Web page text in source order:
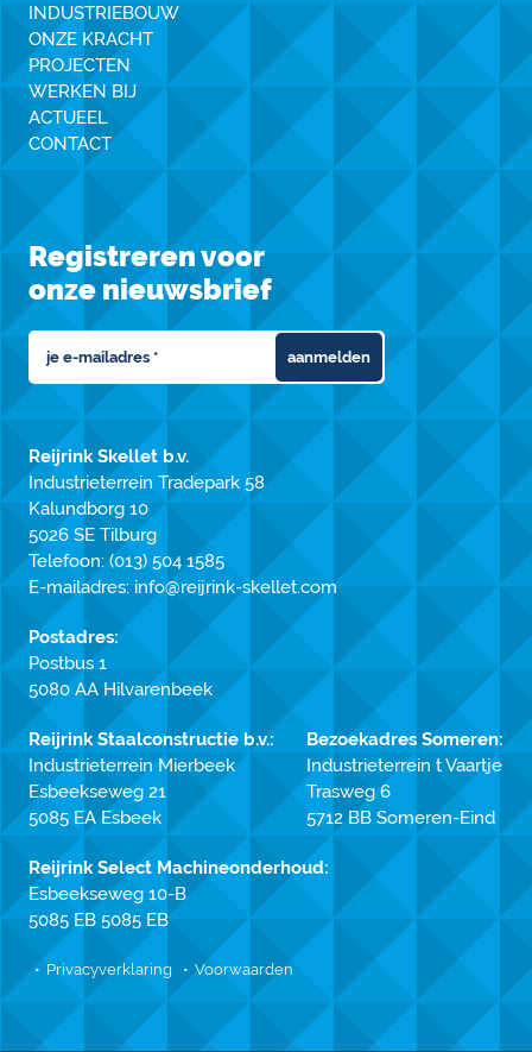
INDUSTRIEBOUW
ONZE KRACHT
PROJECTEN
WERKEN BIJ
ACTUEEL
CONTACT
Registreren voor
onze nieuwsbrief
aanmelden
Reijrink Skellet b.v.
Industrieterrein Tradepark 58
Kalundborg 10
5026 SE Tilburg
Telefoon: (013) 504 1585
E-mailadres: info@reijrink-skellet.com
Postadres:
Postbus 1
5080 AA Hilvarenbeek
Reijrink Staalconstructie b.v.:
Industrieterrein Mierbeek
Esbeekseweg 21
5085 EA Esbeek
Bezoekadres Someren:
Industrieterrein t Vaartje
Trasweg 6
5712 BB Someren-Eind
Reijrink Select Machineonderhoud:
Esbeekseweg 10-B
5085 EB 5085 EB
Privacyverklaring Voorwaarden